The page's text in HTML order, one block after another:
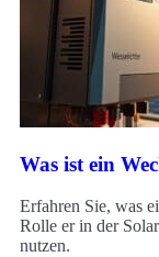
Was ist ein
Erfahren Sie, was
Rolle er in der
nutzen.